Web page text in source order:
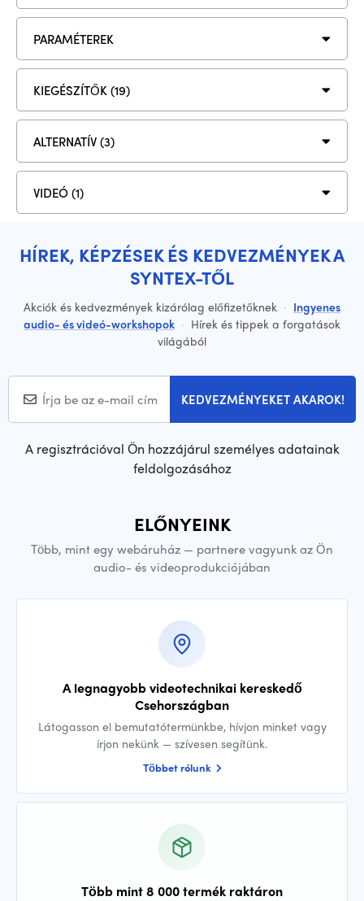
PARAMÉTEREK
KIEGÉSZÍTŐK (19)
ALTERNATÍV (3)
VIDEÓ (1)
HÍREK, KÉPZÉSEK ÉS KEDVEZMÉNYEK A
SYNTEX-TŐL
Akciók és kedvezmények kizárólag előfizetőknek · Ingyenes
audio- és videó-workshopok · Hírek és tippek a forgatások
világából
KEDVEZMÉNYEKET AKAROK!
A regisztrációval Ön hozzájárul személyes adatainak
feldolgozásához
ELŐNYEINK
Több, mint egy webáruház — partnere vagyunk az Ön
audio- és videoprodukciójában
A legnagyobb videotechnikai kereskedő
Csehországban
Látogasson el bemutatótermünkbe, hívjon minket vagy
írjon nekünk — szívesen segítünk.
Többet rólunk
Több mint 8 000 termék raktáron